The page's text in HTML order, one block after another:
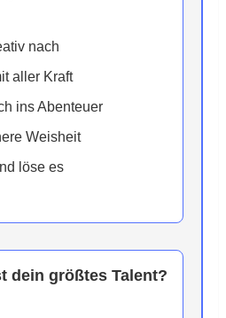
nach
aller Kraft
ins Abenteuer
Weisheit
löse es
dein größtes Talent?